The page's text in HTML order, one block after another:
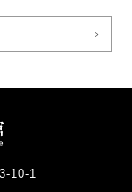
10-1